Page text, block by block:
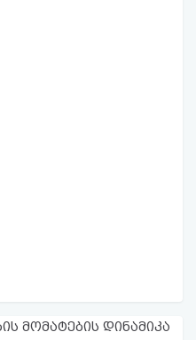
მომატების დინამიკა